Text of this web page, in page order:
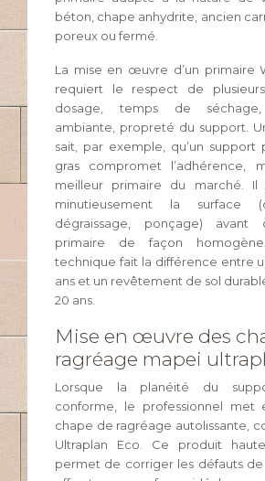
béton, chape anhydrite, ancien
poreux ou fermé.
La mise en œuvre d’un primaire
requiert le respect de
dosage, temps de séchage,
ambiante, propreté du support.
sait, par exemple, qu’un support
gras compromet l’adhérence,
meilleur primaire du marché. Il
minutieusement la surface
dégraissage, ponçage) avant
primaire de façon
technique fait la différence entre
ans et un revêtement de sol
20 ans.
Mise en œuvre des
ragréage mapei
Lorsque la planéité du
conforme, le professionnel
chape de ragréage autolissante,
Ultraplan Eco. Ce produit
permet de corriger les défauts